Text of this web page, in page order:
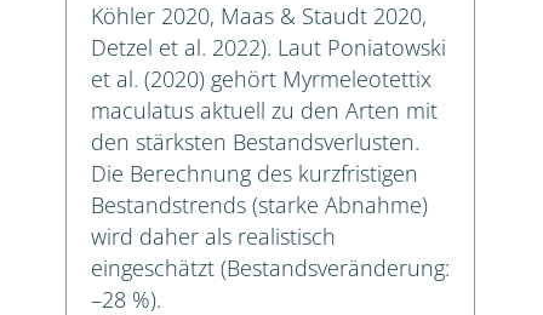
Köhler 2020, Maas & Staudt 2020,
Detzel et al. 2022). Laut Poniatowski
et al. (2020) gehört Myrmeleotettix
maculatus aktuell zu den Arten mit
den stärksten Bestandsverlusten.
Die Berechnung des kurzfristigen
Bestandstrends (starke Abnahme)
wird daher als realistisch
eingeschätzt (Bestandsveränderung:
–28 %).